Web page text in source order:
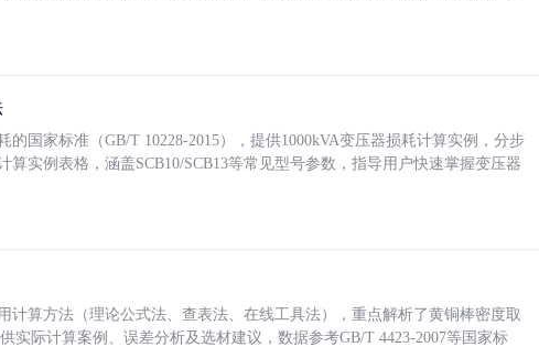
国家标准（GB/T 10228-2015），提供1000kVA变压器损耗计算实例，分步
实例表格，涵盖SCB10/SCB13等常见型号参数，指导用户快速掌握变压器
计算方法（理论公式法、查表法、在线工具法），重点解析了黄铜棒密度取
实际计算案例、误差分析及选材建议，数据参考GB/T 4423-2007等国家标